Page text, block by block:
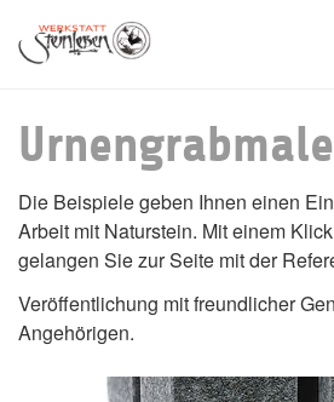
main
Urnengrabmale
Die Beispiele geben Ihnen einen
Arbeit mit Naturstein. Mit einem
gelangen Sie zur Seite mit der
Veröffentlichung mit freundlicher
Angehörigen.